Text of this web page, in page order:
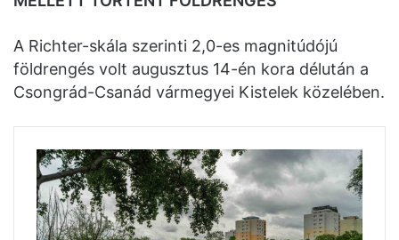
A Richter-skála szerinti 2,0-es magnitúdójú
földrengés volt augusztus 14-én kora délután a
Csongrád-Csanád vármegyei Kistelek közelében.